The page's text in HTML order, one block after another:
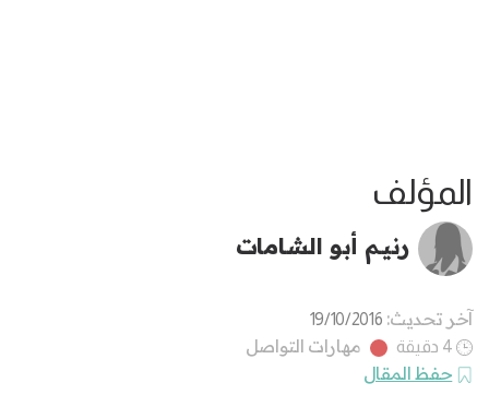
المؤلف
رنيـم أبو الشـامات
آخر تحديث: 19/10/2016
4 دقيقة
مهارات التواصل
حفظ المقال